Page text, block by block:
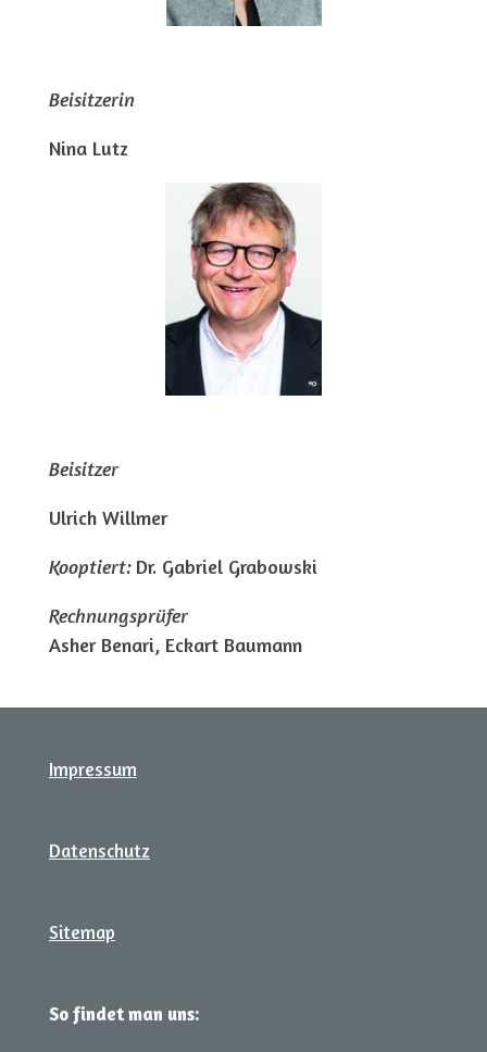
Beisitzerin
Nina Lutz
Beisitzer
Ulrich Willmer
Kooptiert: Dr. Gabriel Grabowski
Rechnungsprüfer
Asher Benari, Eckart Baumann
Impressum
Datenschutz
Sitemap
So findet man uns: